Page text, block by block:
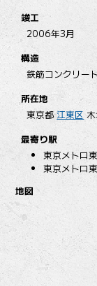
竣工
2006年3月
構造
鉄筋コンクリー
所在地
東京都江東区
最寄り駅
東京メトロ
東京メトロ
地図